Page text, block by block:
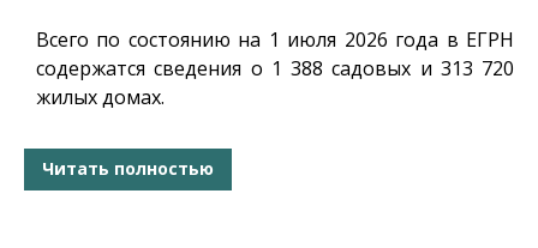
Всего по состоянию на 1 июля 2026 года в ЕГРН
содержатся сведения о 1 388 садовых и 313 720
жилых домах.
Читать полностью